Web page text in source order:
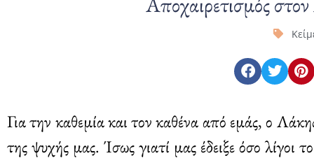
Για την καθεμία και τον καθένα από εμάς, ο
της ψυχής μας. Ίσως γιατί μας έδειξε όσο λίγοι